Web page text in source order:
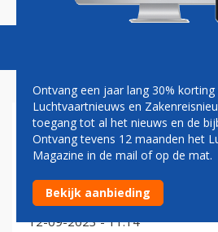
DOORSTART
In beeld: Transavia-vlucht moet
vanwege vogelwachter op
12-09-2023 - 11:14
Ontvang een jaar lang 30%
Luchtvaartnieuws en
toegang tot al het nieuws en de
Ontvang tevens 12 maanden het
Magazine in de mail of op de mat.
Bekijk aanbieding